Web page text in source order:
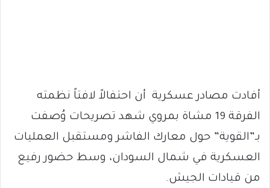
أفادت مصادر عسكرية أن احتفالاً لافتاً نظمته
الفرقة 19 مشاة بمروي شهد تصريحات وُصفت
بـ”القوية” حول معارك الفاشر ومستقبل العمليات
العسكرية في شمال السودان، وسط حضور رفيع
من قيادات الجيش.